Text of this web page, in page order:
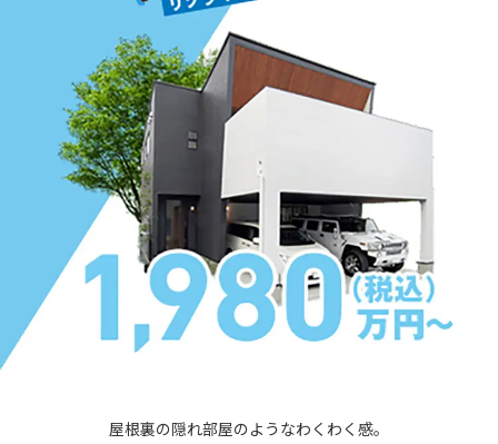
屋根裏の隠れ部屋のようなわくわく感。